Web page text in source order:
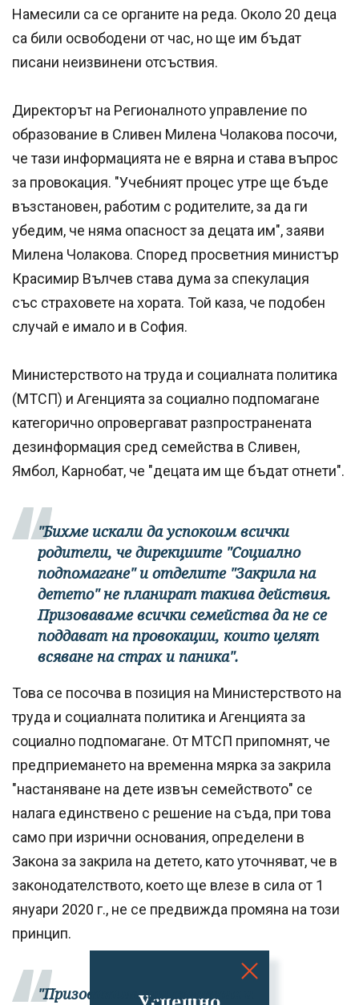
Намесили са се органите на реда. Около 20 деца
са били освободени от час, но ще им бъдат
писани неизвинени отсъствия.
Директорът на Регионалното управление по
образование в Сливен Милена Чолакова посочи,
че тази информацията не е вярна и става въпрос
за провокация. "Учебният процес утре ще бъде
възстановен, работим с родителите, за да ги
убедим, че няма опасност за децата им", заяви
Милена Чолакова. Според просветния министър
Красимир Вълчев става дума за спекулация
със страховете на хората. Той каза, че подобен
случай е имало и в София.
Министерството на труда и социалната политика
(МТСП) и Агенцията за социално подпомагане
категорично опровергават разпространената
дезинформация сред семейства в Сливен,
Ямбол, Карнобат, че "децата им ще бъдат отнети".
"Бихме искали да успокоим всички
родители, че дирекциите "Социално
подпомагане" и отделите "Закрила на
детето" не планират такива действия.
Призоваваме всички семейства да не се
поддават на провокации, които целят
всяване на страх и паника".
Това се посочва в позиция на Министерството на
труда и социалната политика и Агенцията за
социално подпомагане. От МТСП припомнят, че
предприемането на временна мярка за закрила
"настаняване на дете извън семейството" се
налага единствено с решение на съда, при това
само при изрични основания, определени в
Закона за закрила на детето, като уточняват, че в
законодателството, което ще влезе в сила от 1
януари 2020 г., не се предвижда промяна на този
принцип.
"Призоваваме при съмнения и